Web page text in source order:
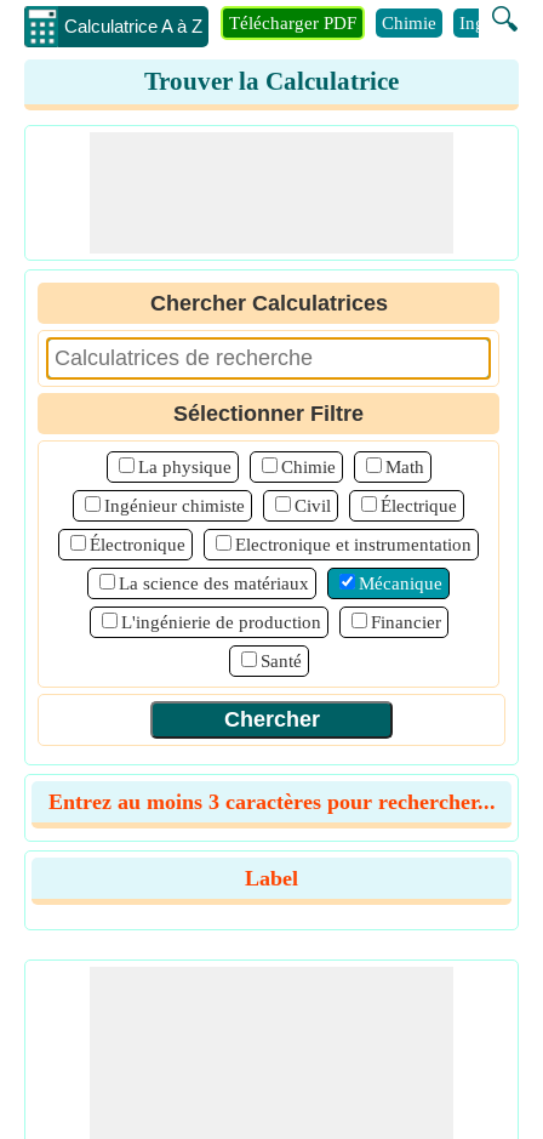
Calculatrice A à Z 🔍
Télécharger PDF Chimie Ingénierie
Trouver la Calculatrice
Chercher Calculatrices
Sélectionner Filtre
La physique Chimie
Math
Ingénieur chimiste
Civil
Électrique
Électronique
Electronique et instrumentation
La science des matériaux
Mécanique
L'ingénierie de production
Financier
Santé
Entrez au moins 3 caractères pour rechercher...
Label